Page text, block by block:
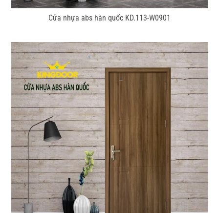
Cửa nhựa abs hàn quốc KD.113-W0901